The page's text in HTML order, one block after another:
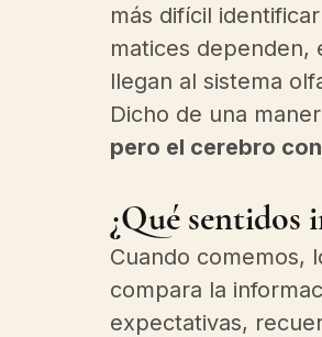
más difícil
matices dependen,
llegan al sistema
Dicho de una
pero el cerebro
¿Qué sentidos
Cuando comemos,
compara la
expectativas,